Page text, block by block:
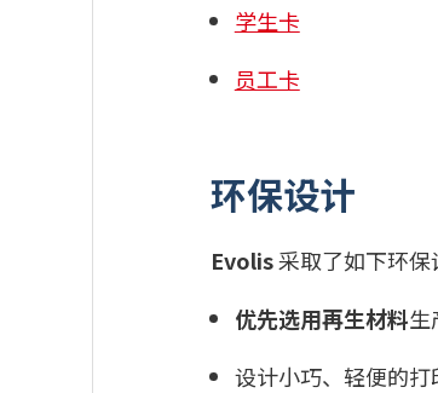
学生卡
员工卡
环保设计
Evolis采取了如下环保
优先选用再生材料生
设计小巧、轻便的